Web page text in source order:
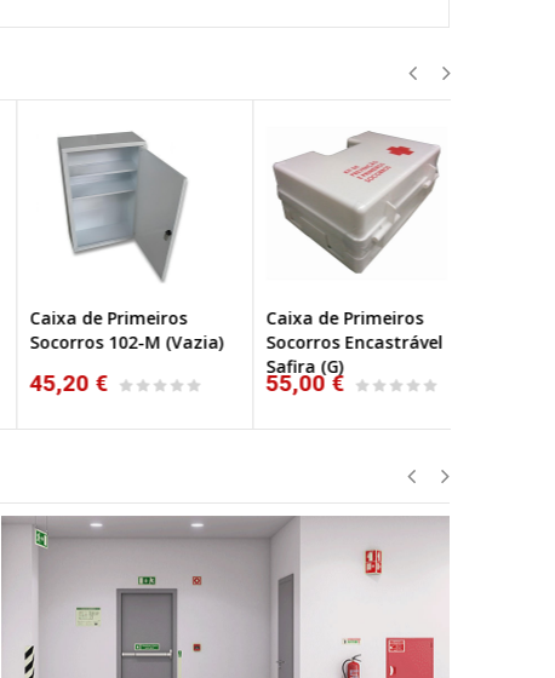
Caixa de Primeiros
Socorros 102-M (Vazia)
45,20 €
Caixa de Primeiros
Socorros Encastrável
Safira (G)
55,00 €